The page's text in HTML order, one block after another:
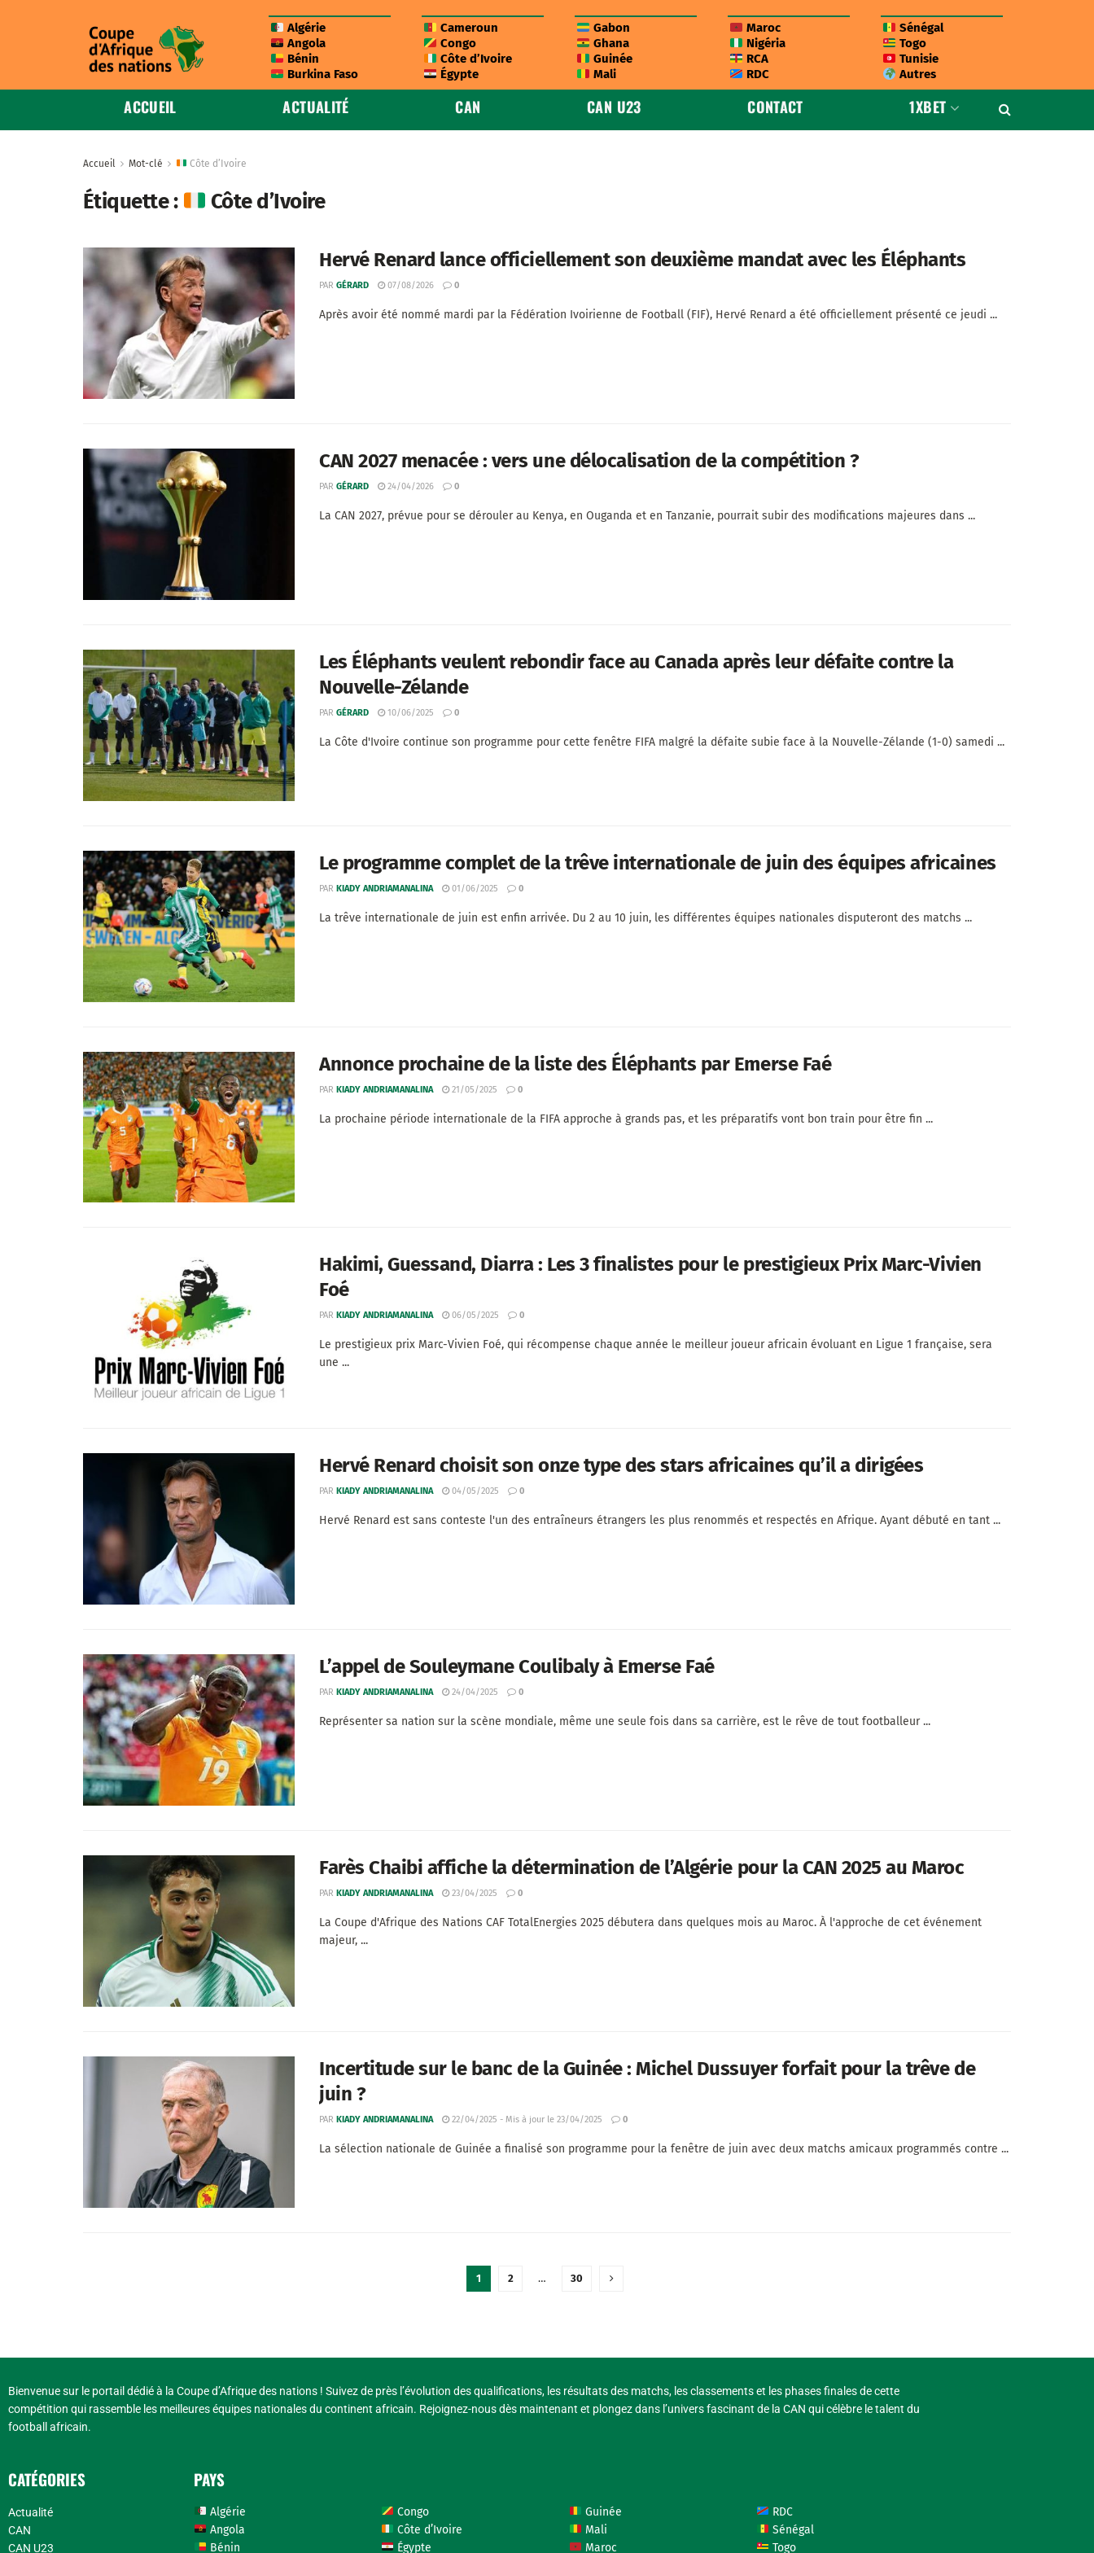
Algérie
Angola
Bénin
Burkina Faso
Cameroun
Congo
Côte d’Ivoire
Égypte
Gabon
Ghana
Guinée
Mali
Maroc
Nigéria
RCA
RDC
Sénégal
Togo
Tunisie
Autres
ACCUEIL ACTUALITÉ CAN CAN U23 CONTACT 1XBET
Accueil Mot-clé Côte d’Ivoire
Étiquette : Côte d’Ivoire
Hervé Renard lance officiellement son deuxième mandat avec les Éléphants
PAR GÉRARD 07/08/2026 0
Après avoir été nommé mardi par la Fédération Ivoirienne de Football (FIF), Hervé Renard a été officiellement présenté ce jeudi ...
CAN 2027 menacée : vers une délocalisation de la compétition ?
PAR GÉRARD 24/04/2026 0
La CAN 2027, prévue pour se dérouler au Kenya, en Ouganda et en Tanzanie, pourrait subir des modifications majeures dans ...
Les Éléphants veulent rebondir face au Canada après leur défaite contre la
Nouvelle-Zélande
PAR GÉRARD 10/06/2025 0
La Côte d'Ivoire continue son programme pour cette fenêtre FIFA malgré la défaite subie face à la Nouvelle-Zélande (1-0) samedi ...
Le programme complet de la trêve internationale de juin des équipes africaines
PAR KIADY ANDRIAMANALINA 01/06/2025 0
La trêve internationale de juin est enfin arrivée. Du 2 au 10 juin, les différentes équipes nationales disputeront des matchs ...
Annonce prochaine de la liste des Éléphants par Emerse Faé
PAR KIADY ANDRIAMANALINA 21/05/2025 0
La prochaine période internationale de la FIFA approche à grands pas, et les préparatifs vont bon train pour être fin ...
Hakimi, Guessand, Diarra : Les 3 finalistes pour le prestigieux Prix Marc-Vivien
Foé
PAR KIADY ANDRIAMANALINA 06/05/2025 0
Le prestigieux prix Marc-Vivien Foé, qui récompense chaque année le meilleur joueur africain évoluant en Ligue 1 française, sera
une ...
Hervé Renard choisit son onze type des stars africaines qu’il a dirigées
PAR KIADY ANDRIAMANALINA 04/05/2025 0
Hervé Renard est sans conteste l'un des entraîneurs étrangers les plus renommés et respectés en Afrique. Ayant débuté en tant ...
L’appel de Souleymane Coulibaly à Emerse Faé
PAR KIADY ANDRIAMANALINA 24/04/2025 0
Représenter sa nation sur la scène mondiale, même une seule fois dans sa carrière, est le rêve de tout footballeur ...
Farès Chaibi affiche la détermination de l’Algérie pour la CAN 2025 au Maroc
PAR KIADY ANDRIAMANALINA 23/04/2025 0
La Coupe d'Afrique des Nations CAF TotalEnergies 2025 débutera dans quelques mois au Maroc. À l'approche de cet événement
majeur, ...
Incertitude sur le banc de la Guinée : Michel Dussuyer forfait pour la trêve de
juin ?
PAR KIADY ANDRIAMANALINA 22/04/2025 - Mis à jour le 23/04/2025 0
La sélection nationale de Guinée a finalisé son programme pour la fenêtre de juin avec deux matchs amicaux programmés contre ...
1 2 … 30
Bienvenue sur le portail dédié à la Coupe d’Afrique des nations ! Suivez de près l’évolution des qualifications, les résultats des matchs, les classements et les phases finales de cette
compétition qui rassemble les meilleures équipes nationales du continent africain. Rejoignez-nous dès maintenant et plongez dans l’univers fascinant de la CAN qui célèbre le talent du
football africain.
CATÉGORIES
Actualité
CAN
CAN U23
PAYS
Algérie
Angola
Bénin
Congo
Côte d’Ivoire
Égypte
Guinée
Mali
Maroc
RDC
Sénégal
Togo